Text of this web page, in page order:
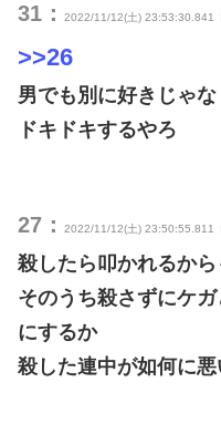
31： 2022/11/12(土) 23:53:30.841
>>26
男でも別に好きじゃ
ドキドキするやろ
27： 2022/11/12(土) 23:50:55.811
殺したら叩かれるか
そのうち殺さずにケ
にするか
殺した連中が如何に